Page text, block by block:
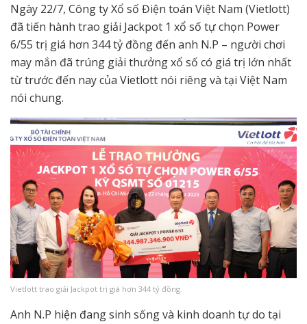
Ngày 22/7, Công ty Xổ số Điện toán Việt Nam (Vietlott)
đã tiến hành trao giải Jackpot 1 xổ số tự chọn Power
6/55 trị giá hơn 344 tỷ đồng đến anh N.P – người chơi
may mắn đã trúng giải thưởng xổ số có giá trị lớn nhất
từ trước đến nay của Vietlott nói riêng và tại Việt Nam
nói chung.
Vietlott trao giải Jackpot trị giá hơn 344 tỷ đồng.
Anh N.P hiện đang sinh sống và kinh doanh tự do tại